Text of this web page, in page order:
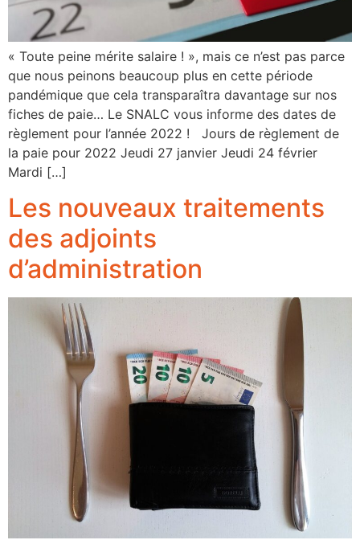
« Toute peine mérite salaire ! », mais ce n’est pas parce
que nous peinons beaucoup plus en cette période
pandémique que cela transparaîtra davantage sur nos
fiches de paie… Le SNALC vous informe des dates de
règlement pour l’année 2022 ! Jours de règlement de
la paie pour 2022 Jeudi 27 janvier Jeudi 24 février
Mardi […]
Les nouveaux traitements
des adjoints
d’administration